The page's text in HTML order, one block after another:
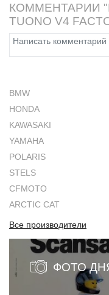
КОММЕНТАРИИ
TUONO V4
BMW
HONDA
KAWASAKI
YAMAHA
POLARIS
STELS
CFMOTO
ARCTIC CAT
Все производители
ФОТО